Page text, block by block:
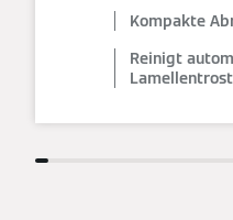
Kompakte
Reinigt
Lamellentrost